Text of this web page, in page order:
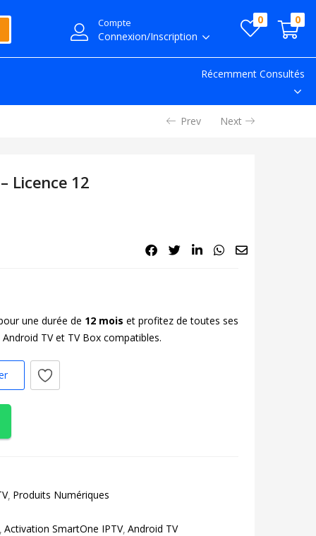
Compte
Connexion/Inscription
0 0
Récemment Consultés
Prev Next
Licence 12
une durée de 12 mois et profitez de toutes ses
TV et TV Box compatibles.
Produits Numériques
Activation SmartOne IPTV Android TV